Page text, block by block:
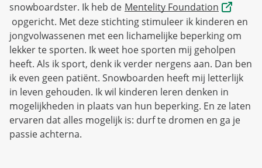
snowboardster. Ik heb de Mentelity Foundation
opgericht. Met deze stichting stimuleer ik kinderen en
jongvolwassenen met een lichamelijke beperking om
lekker te sporten. Ik weet hoe sporten mij geholpen
heeft. Als ik sport, denk ik verder nergens aan. Dan ben
ik even geen patiënt. Snowboarden heeft mij letterlijk
in leven gehouden. Ik wil kinderen leren denken in
mogelijkheden in plaats van hun beperking. En ze laten
ervaren dat alles mogelijk is: durf te dromen en ga je
passie achterna.